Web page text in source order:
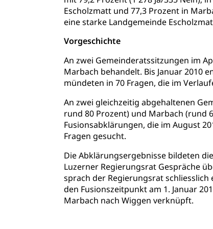
Escholzmatt und 77,3 Prozent in
eine starke Landgemeinde
Vorgeschichte
An zwei Gemeinderatssitzungen im
Marbach behandelt. Bis Januar 2010
mündeten in 70 Fragen, die im
An zwei gleichzeitig abgehaltenen
rund 80 Prozent) und Marbach (rund
Fusionsabklärungen, die im August
Fragen gesucht.
Die Abklärungsergebnisse bildeten
Luzerner Regierungsrat Gespräche
sprach der Regierungsrat schliesslich
den Fusionszeitpunkt am 1. Januar
Marbach nach Wiggen verknüpft.
Gesundheitsversorgung, Spital,
Hilflosenentschädigung,
Hilfslosenentschädigung (WAS
Informationsstelle AHV/IV
IV-Leistungen (WAS Luzern)
Behinderung
Körperbehinderung, körperliche
Inklusion im Sport
Menschen
Kultur und Medien
Archive und Bibliotheken
Bücher, Bundesarchiv, Landesbibliothek
Staatsarchiv Luzern Zentral-
Kulturelle Einrichtungen